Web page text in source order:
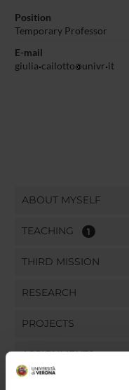
Position
Temporary Professor
E-mail
giulia cailotto univr it
ABOUT MYSELF
TEACHING 1
THIRD MISSION
RESEARCH
PROJECTS
ASSIGNMENTS